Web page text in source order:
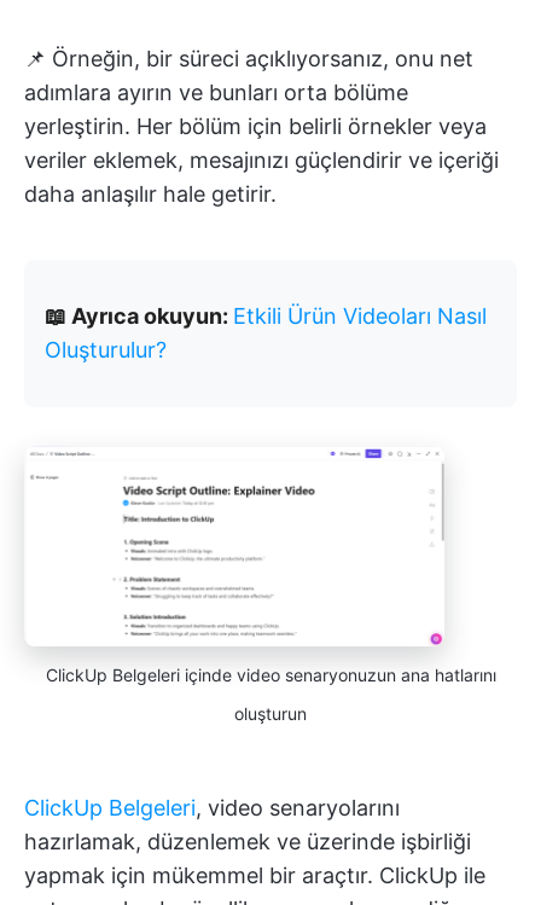
📌 Örneğin, bir süreci açıklıyorsanız, onu net
adımlara ayırın ve bunları orta bölüme
yerleştirin. Her bölüm için belirli örnekler veya
veriler eklemek, mesajınızı güçlendirir ve içeriği
daha anlaşılır hale getirir.
📖 Ayrıca okuyun: Etkili Ürün Videoları Nasıl
Oluşturulur?
ClickUp Belgeleri içinde video senaryonuzun ana hatlarını
oluşturun
ClickUp Belgeleri, video senaryolarını
hazırlamak, düzenlemek ve üzerinde işbirliği
yapmak için mükemmel bir araçtır. ClickUp ile